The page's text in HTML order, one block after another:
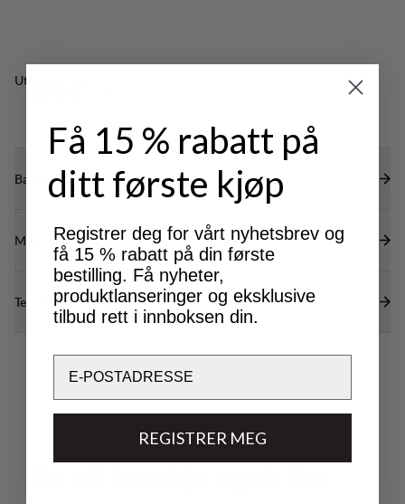
Utmerket for
Bærekraftsegenskaper
Materialer
Tekniske spesifikasjoner
Få 15 % rabatt på
ditt første kjøp
Registrer deg for vårt nyhetsbrev og
få 15 % rabatt på din første
bestilling. Få nyheter,
produktlanseringer og eksklusive
tilbud rett i innboksen din.
REGISTRER MEG